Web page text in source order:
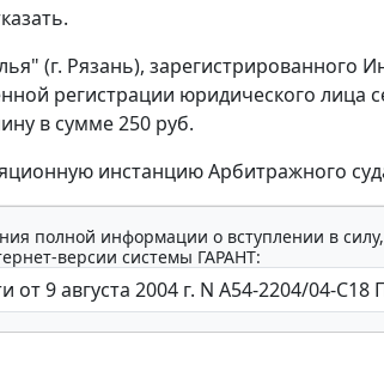
(г. Рязань), зарегистрированного
регистрации юридического лица
в сумме 250 руб.
инстанцию Арбитражного
полной информации о вступлении в
версии системы ГАРАНТ: